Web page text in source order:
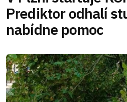
Prediktor odhalí
nabídne pomoc